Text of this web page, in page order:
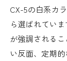
CX-5の白系カ
ら選ばれてい
が強調される
い反面、定期